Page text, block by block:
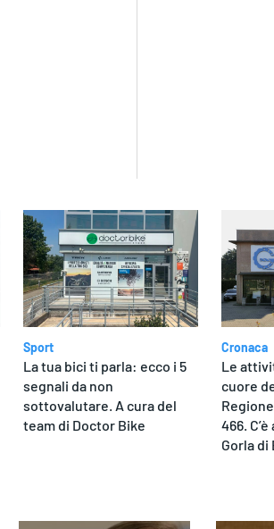
Sport
La tua bici ti parla: ecco i 5
segnali da non
sottovalutare. A cura del
team di Doctor Bike
Cronaca
Le
cuore
466.
Gorla di